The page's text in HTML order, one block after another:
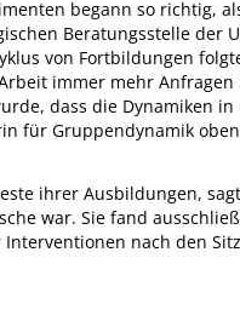
begann so richtig,
Beratungsstelle der
von Fortbildungen
immer mehr
dass die Dynamiken
für Gruppendynamik
ihrer Ausbildungen,
war. Sie fand
nach den